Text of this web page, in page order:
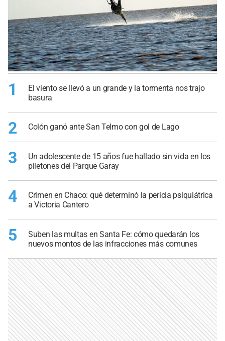
1
El viento se llevó a un grande y la tormenta nos trajo
basura
2 Colón ganó ante San Telmo con gol de Lago
3
Un adolescente de 15 años fue hallado sin vida en los
piletones del Parque Garay
4
Crimen en Chaco: qué determinó la pericia psiquiátrica
a Victoria Cantero
5
Suben las multas en Santa Fe: cómo quedarán los
nuevos montos de las infracciones más comunes